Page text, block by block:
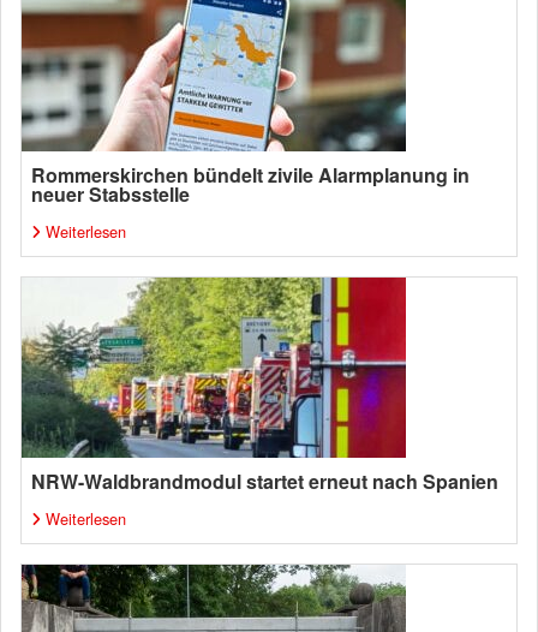
Rommerskirchen bündelt zivile Alarmplanung in
neuer Stabsstelle
Weiterlesen
NRW-Waldbrandmodul startet erneut nach Spanien
Weiterlesen